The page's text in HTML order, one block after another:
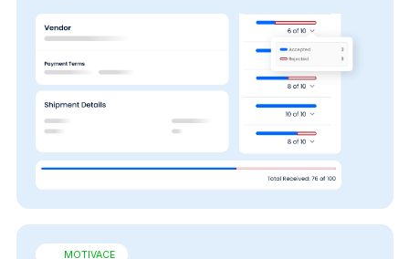
MOTIVACE